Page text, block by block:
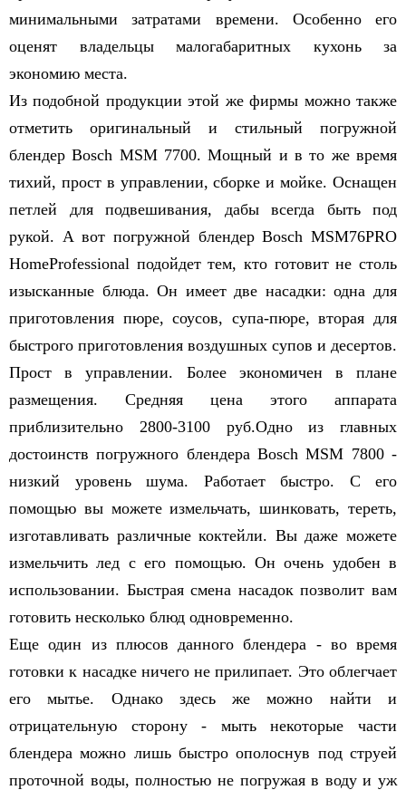
минимальными затратами времени. Особенно его
оценят владельцы малогабаритных кухонь за
экономию места.
Из подобной продукции этой же фирмы можно также
отметить оригинальный и стильный погружной
блендер Bosch MSM 7700. Мощный и в то же время
тихий, прост в управлении, сборке и мойке. Оснащен
петлей для подвешивания, дабы всегда быть под
рукой. А вот погружной блендер Bosch MSM76PRO
HomeProfessional подойдет тем, кто готовит не столь
изысканные блюда. Он имеет две насадки: одна для
приготовления пюре, соусов, супа-пюре, вторая для
быстрого приготовления воздушных супов и десертов.
Прост в управлении. Более экономичен в плане
размещения. Средняя цена этого аппарата
приблизительно 2800-3100 руб.Одно из главных
достоинств погружного блендера Bosсh MSM 7800 -
низкий уровень шума. Работает быстро. С его
помощью вы можете измельчать, шинковать, тереть,
изготавливать различные коктейли. Вы даже можете
измельчить лед с его помощью. Он очень удобен в
использовании. Быстрая смена насадок позволит вам
готовить несколько блюд одновременно.
Еще один из плюсов данного блендера - во время
готовки к насадке ничего не прилипает. Это облегчает
его мытье. Однако здесь же можно найти и
отрицательную сторону - мыть некоторые части
блендера можно лишь быстро ополоснув под струей
проточной воды, полностью не погружая в воду и уж